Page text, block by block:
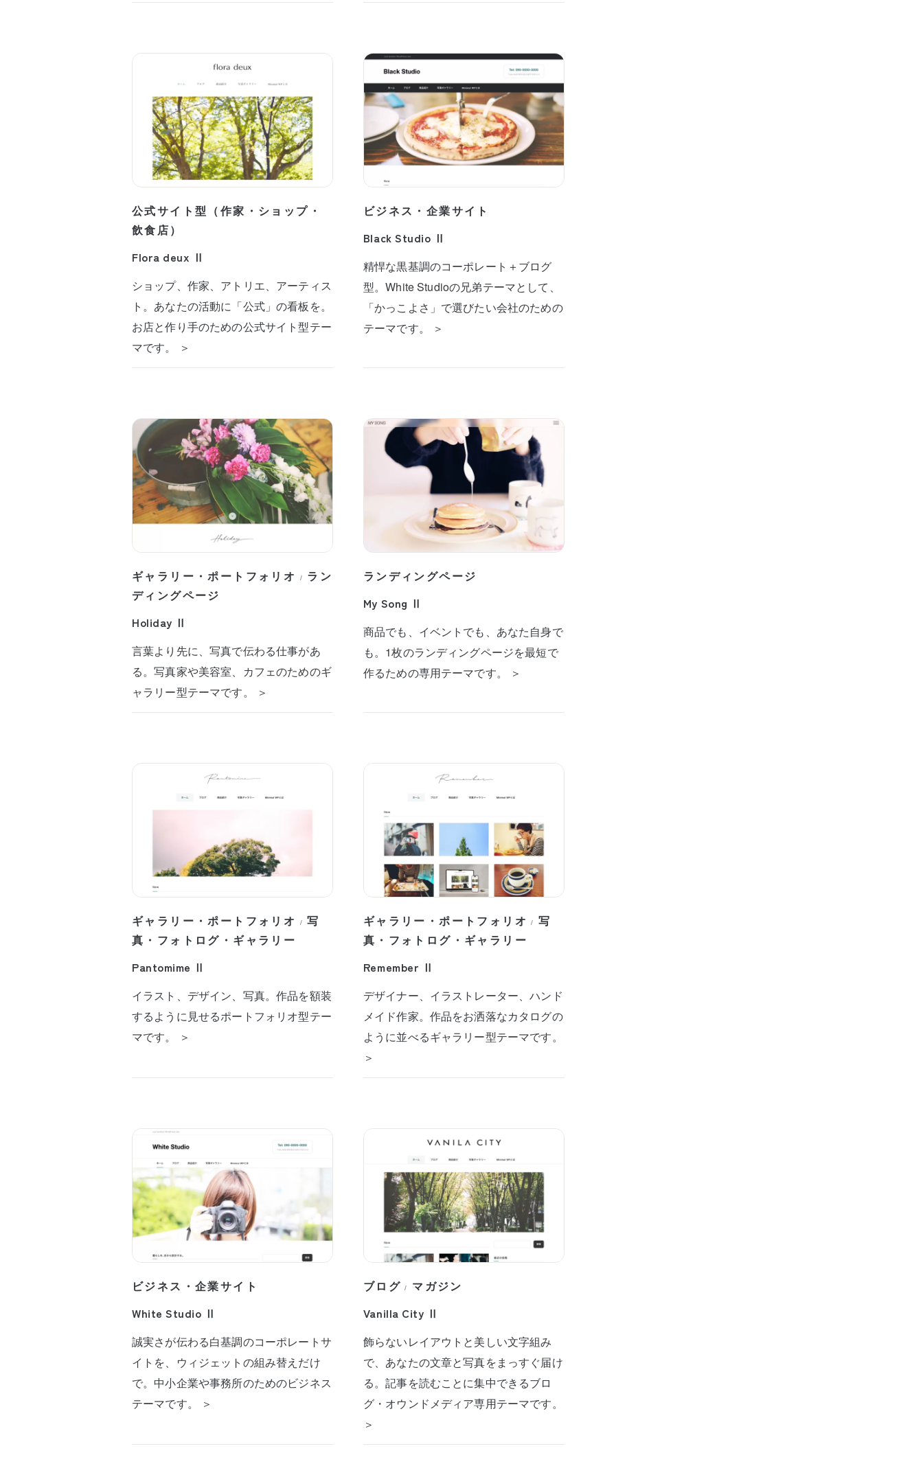
公式サイト型（作家・ショップ・
飲食店）
Flora deux Ⅱ
ショップ、作家、アトリエ、アーティス
ト。あなたの活動に「公式」の看板を。
お店と作り手のための公式サイト型テー
マです。 ＞
ビジネス・企業サイト
Black Studio Ⅱ
精悍な黒基調のコーポレート＋ブログ
型。White Studioの兄弟テーマとして、
「かっこよさ」で選びたい会社のための
テーマです。 ＞
ギャラリー・ポートフォリオ / ラン
ディングページ
Holiday Ⅱ
言葉より先に、写真で伝わる仕事があ
る。写真家や美容室、カフェのためのギ
ャラリー型テーマです。 ＞
ランディングページ
My Song Ⅱ
商品でも、イベントでも、あなた自身で
も。1枚のランディングページを最短で
作るための専用テーマです。 ＞
ギャラリー・ポートフォリオ /写
真・フォトログ・ギャラリー
Pantomime Ⅱ
イラスト、デザイン、写真。作品を額装
するように見せるポートフォリオ型テー
マです。 ＞
ギャラリー・ポートフォリオ /写
真・フォトログ・ギャラリー
Remember Ⅱ
デザイナー、イラストレーター、ハンド
メイド作家。作品をお洒落なカタログの
ように並べるギャラリー型テーマです。
＞
ビジネス・企業サイト
White Studio Ⅱ
誠実さが伝わる白基調のコーポレートサ
イトを、ウィジェットの組み替えだけ
で。中小企業や事務所のためのビジネス
テーマです。 ＞
ブログ / マガジン
Vanilla City Ⅱ
飾らないレイアウトと美しい文字組み
で、あなたの文章と写真をまっすぐ届け
る。記事を読むことに集中できるブロ
グ・オウンドメディア専用テーマです。
＞